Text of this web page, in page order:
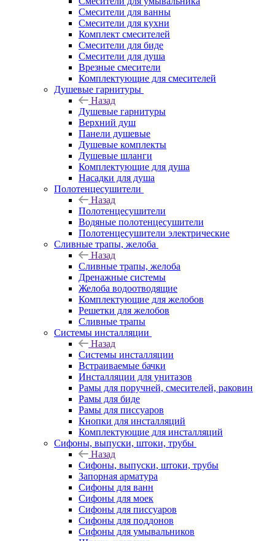
Смесители для ванны
Смесители для кухни
Комплект смесителей
Смесители для биде
Смесители для душа
Врезные смесители
Комплектующие для смесителей
Душевые гарнитуры
Назад
Душевые гарнитуры
Верхний душ
Панели душевые
Душевые комплекты
Душевые шланги
Комплектующие для душа
Насадки для душа
Полотенцесушители
Назад
Полотенцесушители
Водяные полотенцесушители
Полотенцесушители электрические
Сливные трапы, желоба
Назад
Сливные трапы, желоба
Дренажные системы
Желоба водоотводящие
Комплектующие для желобов
Решетки для желобов
Сливные трапы
Системы инсталляции
Назад
Системы инсталляции
Встраиваемые бачки
Инсталляции для унитазов
Рамы для поручней, смесителей, раковин
Рамы для биде
Рамы для писсуаров
Кнопки для инсталляций
Комплектующие для инсталляций
Сифоны, выпуски, штоки, трубы
Назад
Сифоны, выпуски, штоки, трубы
Запорная арматура
Сифоны для ванн
Сифоны для моек
Сифоны для писсуаров
Сифоны для поддонов
Сифоны для умывальников